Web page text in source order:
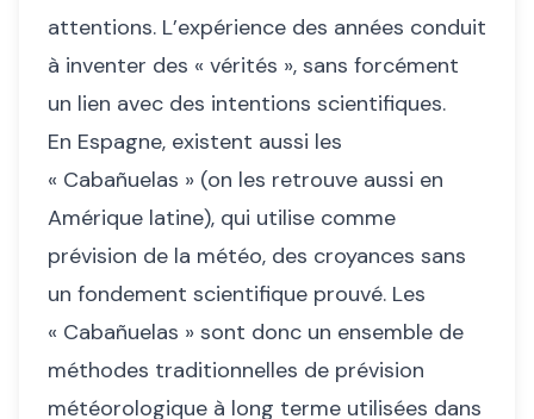
attentions. L’expérience des années conduit
à inventer des « vérités », sans forcément
un lien avec des intentions scientifiques.
En Espagne, existent aussi les
« Cabañuelas » (on les retrouve aussi en
Amérique latine), qui utilise comme
prévision de la météo, des croyances sans
un fondement scientifique prouvé. Les
« Cabañuelas » sont donc un ensemble de
méthodes traditionnelles de prévision
météorologique à long terme utilisées dans